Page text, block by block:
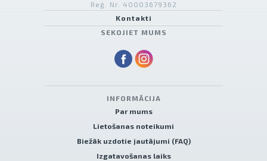
Reģ. Nr. 40003679362
Kontakti
SEKOJIET MUMS
INFORMĀCIJA
Par mums
Lietošanas noteikumi
Biežāk uzdotie jautājumi (FAQ)
Izgatavošanas laiks